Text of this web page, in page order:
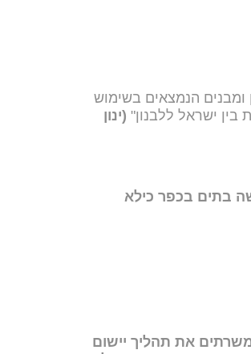
הנמצאים בשימוש
ישראל ללבנון" (ינון
בתים בכפר כילא
את תהליך יישום